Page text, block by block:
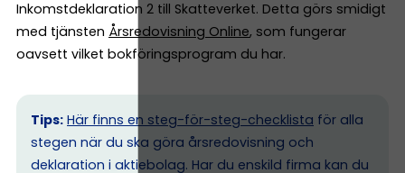
Inkomstdeklaration 2 till Skatteverket. Detta görs smidigt
med tjänsten Årsredovisning Online, som fungerar
oavsett vilket bokföringsprogram du har.
Tips: Här finns en steg-för-steg-checklista för alla
stegen när du ska göra årsredovisning och
deklaration i aktiebolag. Har du enskild firma kan du